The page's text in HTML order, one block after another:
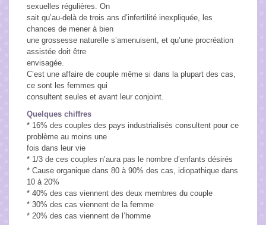
Connaissance de Soi
Lire en Soi
La Tehima
Déontologie
Tarifs
Contactez votre réflexologue
sexuelles régulières. On
sait qu’au-delà de trois ans d’infertilité inexpliquée, les
chances de mener à bien
une grossesse naturelle s’amenuisent, et qu’une procréation
assistée doit être
envisagée.
C’est une affaire de couple même si dans la plupart des cas,
ce sont les femmes qui
consultent seules et avant leur conjoint.
Quelques chiffres
* 16% des couples des pays industrialisés consultent pour ce
problème au moins une
fois dans leur vie
* 1/3 de ces couples n’aura pas le nombre d’enfants désirés
* Cause organique dans 80 à 90% des cas, idiopathique dans
10 à 20%
* 40% des cas viennent des deux membres du couple
* 30% des cas viennent de la femme
* 20% des cas viennent de l’homme